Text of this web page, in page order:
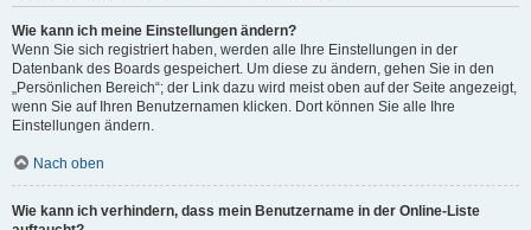
Wie kann ich meine Einstellungen ändern?
Wenn Sie sich registriert haben, werden alle Ihre Einstellungen in der
Datenbank des Boards gespeichert. Um diese zu ändern, gehen Sie in den
„Persönlichen Bereich“; der Link dazu wird meist oben auf der Seite angezeigt,
wenn Sie auf Ihren Benutzernamen klicken. Dort können Sie alle Ihre
Einstellungen ändern.
Nach oben
Wie kann ich verhindern, dass mein Benutzername in der Online-Liste